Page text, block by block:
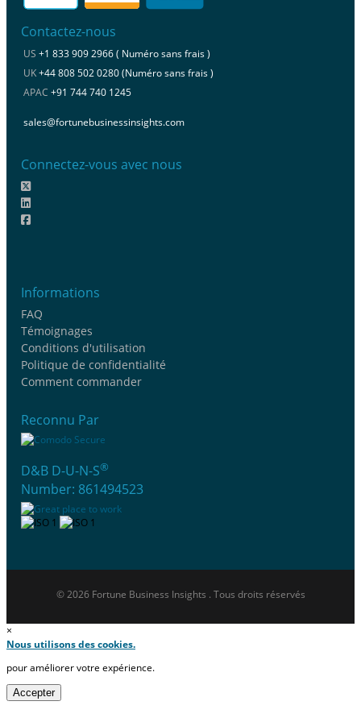
Contactez-nous
US +1 833 909 2966 ( Numéro sans frais )
UK+44 808 502 0280 (Numéro sans frais )
APAC +91 744 740 1245
sales@fortunebusinessinsights.com
Connectez-vous avec nous
Informations
FAQ
Témoignages
Conditions d'utilisation
Politique de confidentialité
Comment commander
Reconnu Par
D&B D-U-N-S®
Number: 861494523
© 2026 Fortune Business Insights . Tous droits réservés
×
Nous utilisons des cookies.
pour améliorer votre expérience.
Accepter